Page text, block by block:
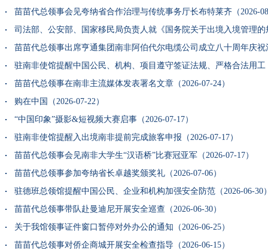
苗苗代总领事会见夸纳省合作治理与传统事务厅长布特莱齐（2026-
司法部、公安部、国家移民局负责人就《国务院关于出境入境管理的
苗苗代总领事出席亨通集团南非阿伯代尔电缆公司成立八十周年庆祝
驻南非使馆提醒中国公民、机构、项目遵守签证法规、严格合法用工
苗苗代总领事在南非主流媒体发表署名文章（2026-07-24）
购在中国（2026-07-22）
“中国印象”摄影&短视频大赛启事（2026-07-17）
驻南非使馆提醒入出境南非提前完成旅客申报（2026-07-17）
苗苗代总领事会见南非大学生“汉语桥”比赛冠亚军（2026-07-17）
苗苗代总领事参加夸纳省长卓越奖颁奖礼（2026-07-06）
驻德班总领馆提醒中国公民、企业和机构加强安全防范（2026-06-30
苗苗代总领事带队赴曼迪尼开展安全巡查（2026-06-30）
关于我馆领事证件窗口暂停对外办公的通知（2026-06-25）
苗苗代总领事对侨企商城开展安全检查指导（2026-06-15）